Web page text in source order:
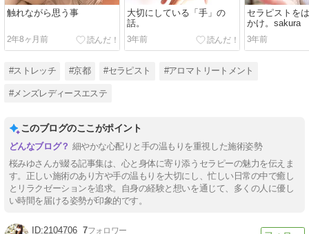
触れながら思う事
2年8ヶ月前
大切にしている「手」の
話。
3年前
セラピストを
かけ。sakura
3年前
#ストレッチ #京都 #セラピスト #アロマトリートメント
#メンズレディースエステ
このブログのここがポイント
細やかな心配りと手の温もりを重視した施術姿勢
桜みゆさんが綴る記事集は、心と身体に寄り添うセラピーの魅力を伝えま
す。正しい施術のあり方や手の温もりを大切にし、忙しい日常の中で癒し
とリラクゼーションを追求。自身の経験と想いを通じて、多くの人に優し
い時間を届ける姿勢が印象的です。
2104706 7